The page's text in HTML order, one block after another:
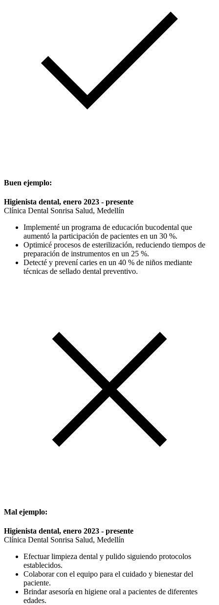
Buen ejemplo:
Higienista dental, enero 2023 - presente
Clínica Dental Sonrisa Salud, Medellín
Implementé un programa de educación bucodental que
aumentó la participación de pacientes en un 30 %.
Optimicé procesos de esterilización, reduciendo tiempos de
preparación de instrumentos en un 25 %.
Detecté y prevení caries en un 40 % de niños mediante
técnicas de sellado dental preventivo.
Mal ejemplo:
Higienista dental, enero 2023 - presente
Clínica Dental Sonrisa Salud, Medellín
Efectuar limpieza dental y pulido siguiendo protocolos
establecidos.
Colaborar con el equipo para el cuidado y bienestar del
paciente.
Brindar asesoría en higiene oral a pacientes de diferentes
edades.